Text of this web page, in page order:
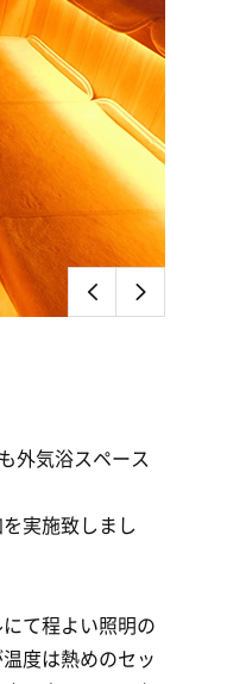
外気浴スペース
実施致しまし
て程よい照明の
度は熱めのセッ